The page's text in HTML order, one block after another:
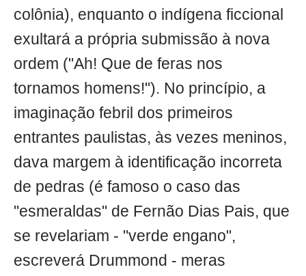
colônia), enquanto o indígena ficcional
exultará a própria submissão à nova
ordem ("Ah! Que de feras nos
tornamos homens!"). No princípio, a
imaginação febril dos primeiros
entrantes paulistas, às vezes meninos,
dava margem à identificação incorreta
de pedras (é famoso o caso das
"esmeraldas" de Fernão Dias Pais, que
se revelariam - "verde engano",
escreverá Drummond - meras